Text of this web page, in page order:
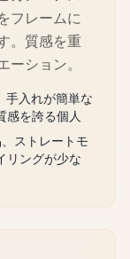
フレームに
。質感を重
ション。
手入れが簡単な
感を誇る個人
ストレートモ
リングが少な